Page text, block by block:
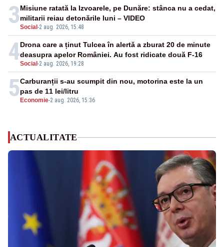
3Social -2 aug. 2026, 15:48
Misiune ratată la Izvoarele, pe Dunăre: stânca nu a cedat,
militarii reiau detonările luni – VIDEO
4Social -2 aug. 2026, 19:28
Drona care a ținut Tulcea în alertă a zburat 20 de minute
deasupra apelor României. Au fost ridicate două F-16
5 Economie-2 aug. 2026, 15:36
Carburanții s-au scumpit din nou, motorina este la un
pas de 11 lei/litru
ACTUALITATE